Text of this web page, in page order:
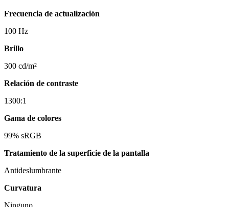
Frecuencia de actualización
100 Hz
Brillo
300 cd/m²
Relación de contraste
1300:1
Gama de colores
99% sRGB
Tratamiento de la superficie de la pantalla
Antideslumbrante
Curvatura
Ninguno